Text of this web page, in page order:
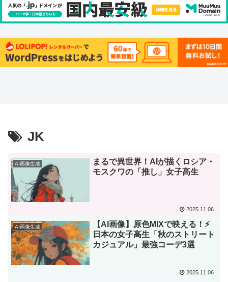
JK
AI画像生成
まるで異世界！AIが描くロシア・
モスクワの「推し」女子高生
2025.11.06
AI画像生成
【AI画像】原色MIXで映える！⚡
日本の女子高生「秋のストリート
カジュアル」最強コーデ3選
2025.11.06